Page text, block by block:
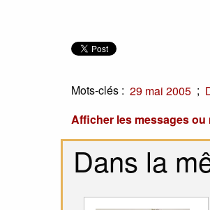
Mots-clés : 29 mai 2005 ;
Afficher les messages
Dans la